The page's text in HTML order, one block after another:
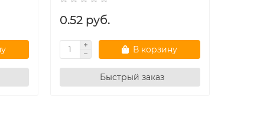
0.52 руб.
В корзину
Быстрый заказ